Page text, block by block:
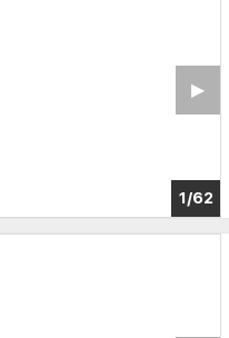
1/58
▶︎